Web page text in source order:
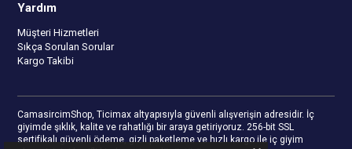
Yardım
Müşteri Hizmetleri
Sıkça Sorulan Sorular
Kargo Takibi
CamasircimShop, Ticimax altyapısıyla güvenli alışverişin adresidir. İç
giyimde şıklık, kalite ve rahatlığı bir araya getiriyoruz. 256-bit SSL
sertifikalı güvenli ödeme, gizli paketleme ve hızlı kargo ile iç giyim